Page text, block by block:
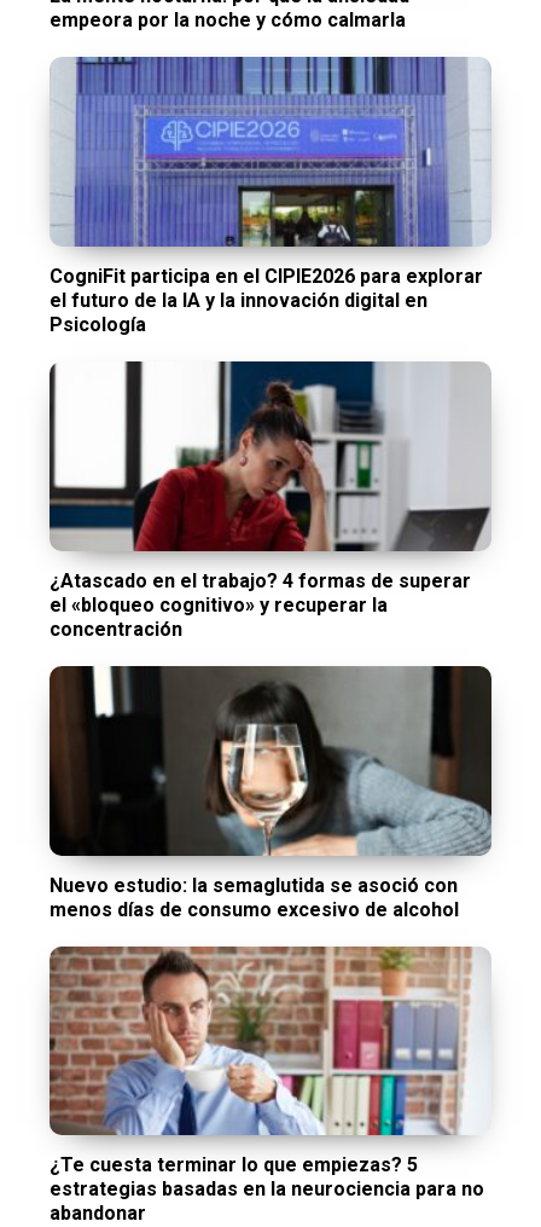
empeora por la noche y cómo calmarla
CogniFit participa en el CIPIE2026 para explorar
el futuro de la IA y la innovación digital en
Psicología
¿Atascado en el trabajo? 4 formas de superar
el «bloqueo cognitivo» y recuperar la
concentración
Nuevo estudio: la semaglutida se asoció con
menos días de consumo excesivo de alcohol
¿Te cuesta terminar lo que empiezas? 5
estrategias basadas en la neurociencia para no
abandonar